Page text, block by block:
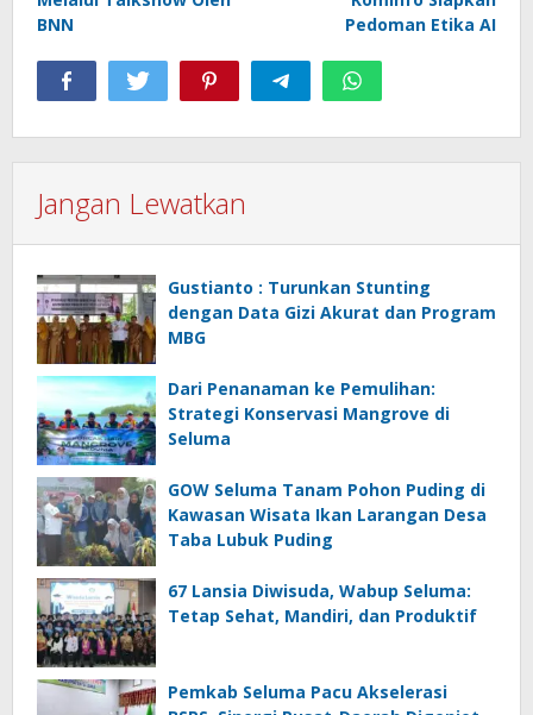
BNN
Pedoman Etika AI
Jangan Lewatkan
Gustianto : Turunkan Stunting
dengan Data Gizi Akurat dan Program
MBG
Dari Penanaman ke Pemulihan:
Strategi Konservasi Mangrove di
Seluma
GOW Seluma Tanam Pohon Puding di
Kawasan Wisata Ikan Larangan Desa
Taba Lubuk Puding
67 Lansia Diwisuda, Wabup Seluma:
Tetap Sehat, Mandiri, dan Produktif
Pemkab Seluma Pacu Akselerasi